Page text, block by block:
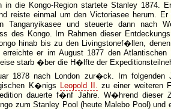
in die Kongo-Region startete Stanley 1874.
reiste einmal um den Victoriasee herum.
Tanganyikasee und steuerte dann nach
des Kongo. Im Rahmen dieser
hinab bis zu den Livingstonef�llen,
er im August 1877 den
starb �ber die H�lfte der
1878 nach London zur�ck. Im folgenden
K�nigs
Leopold II. zu einer weiteren
dauerte f�nf Jahre. W�hrend dieser
zum Stanley Pool (heute Malebo Pool) und